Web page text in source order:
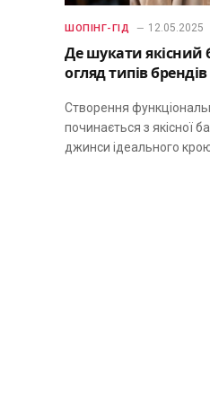
ШОПІНГ-ГІД 12.05.2025
Де шукати якісний
огляд типів брендів
Створення
починається з якісної
джинси ідеального